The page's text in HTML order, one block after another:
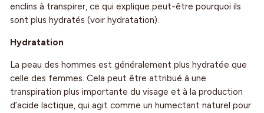
enclins à transpirer, ce qui explique peut-être pourquoi ils
sont plus hydratés (voir hydratation).
Hydratation
La peau des hommes est généralement plus hydratée que
celle des femmes. Cela peut être attribué à une
transpiration plus importante du visage et à la production
d’acide lactique, qui agit comme un humectant naturel pour